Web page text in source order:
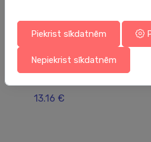
Tualetes podu rezerves daļas
uzpildes mehānisms Jollyfill
13.16 €
Piekrist sīkdatnēm
Nepiekrist sīkdatnēm